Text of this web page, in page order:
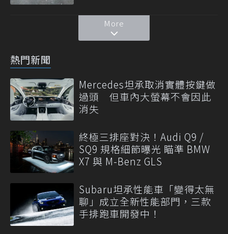
More
熱門新聞
Mercedes坦承取消實體按鍵做
過頭 但車內大螢幕不會因此
消失
終極三排座對決！Audi Q9 /
SQ9 規格細節曝光 瞄準 BMW
X7 與 M-Benz GLS
Subaru坦承性能車「變得太無
聊」成立全新性能部門，三款
手排跑車開發中！